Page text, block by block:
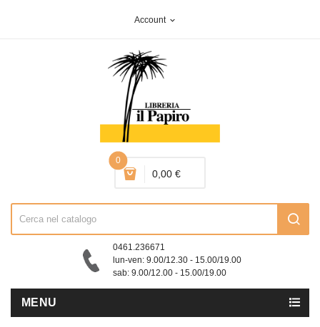
Account expand_more
0
0,00 €
0461.236671
lun-ven: 9.00/12.30 - 15.00/19.00
sab: 9.00/12.00 - 15.00/19.00
MENU